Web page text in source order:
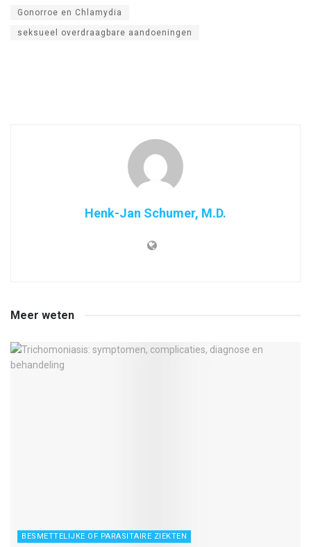
Gonorroe en Chlamydia
seksueel overdraagbare aandoeningen
Henk-Jan Schumer, M.D.
Meer weten
BESMETTELIJKE OF PARASITAIRE ZIEKTEN